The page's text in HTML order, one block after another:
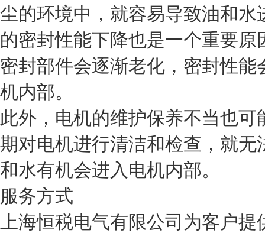
尘的环境中，就容易导致油和
的密封性能下降也是一个重要
密封部件会逐渐老化，密封性
机内部。
此外，电机的维护保养不当也
期对电机进行清洁和检查，就
和水有机会进入电机内部。
服务方式
上海恒税电气有限公司为客户